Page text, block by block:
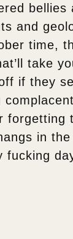
bellies
and
time,
take
if they
forgetting
in the
fucking